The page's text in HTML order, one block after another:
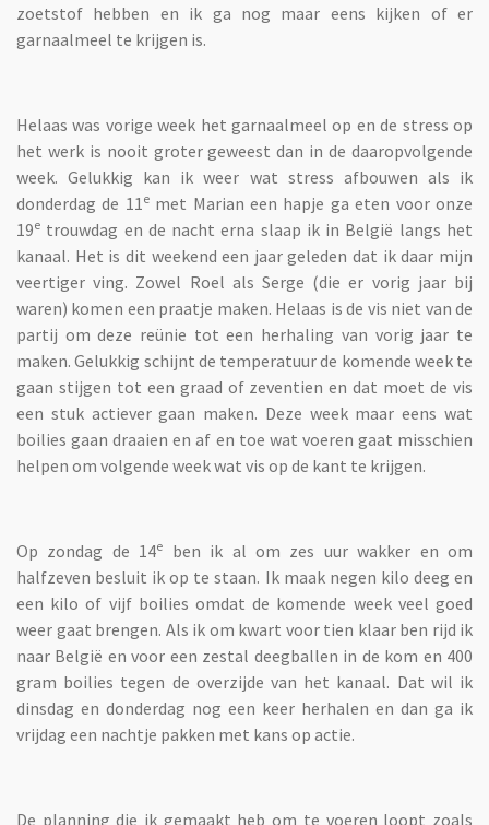
zoetstof hebben en ik ga nog maar eens kijken of er
garnaalmeel te krijgen is.
Helaas was vorige week het garnaalmeel op en de stress op
het werk is nooit groter geweest dan in de daaropvolgende
week. Gelukkig kan ik weer wat stress afbouwen als ik
donderdag de 11emet Marian een hapje ga eten voor onze
19e trouwdag en de nacht erna slaap ik in België langs het
kanaal. Het is dit weekend een jaar geleden dat ik daar mijn
veertiger ving. Zowel Roel als Serge (die er vorig jaar bij
waren) komen een praatje maken. Helaas is de vis niet van de
partij om deze reünie tot een herhaling van vorig jaar te
maken. Gelukkig schijnt de temperatuur de komende week te
gaan stijgen tot een graad of zeventien en dat moet de vis
een stuk actiever gaan maken. Deze week maar eens wat
boilies gaan draaien en af en toe wat voeren gaat misschien
helpen om volgende week wat vis op de kant te krijgen.
Op zondag de 14e
ben ik al om zes uur wakker en om
halfzeven besluit ik op te staan. Ik maak negen kilo deeg en
een kilo of vijf boilies omdat de komende week veel goed
weer gaat brengen. Als ik om kwart voor tien klaar ben rijd ik
naar België en voor een zestal deegballen in de kom en 400
gram boilies tegen de overzijde van het kanaal. Dat wil ik
dinsdag en donderdag nog een keer herhalen en dan ga ik
vrijdag een nachtje pakken met kans op actie.
De planning die ik gemaakt heb om te voeren loopt zoals